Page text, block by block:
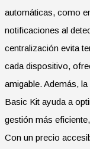
automáticas, como
notificaciones al
centralización evita
cada dispositivo,
amigable. Además,
Basic Kit ayuda a
gestión más
Con un precio